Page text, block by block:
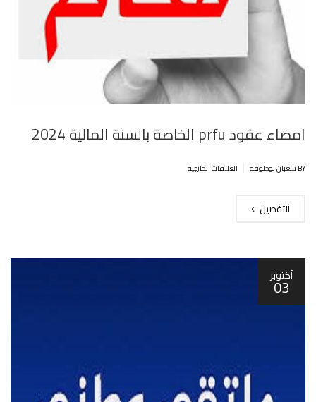
امضاء عقود prfu الخاصة بالسنة المالية 2024
BY شعبان بوحلوفة العلاقات الخارجية
التفصيل
أكتوبر
03